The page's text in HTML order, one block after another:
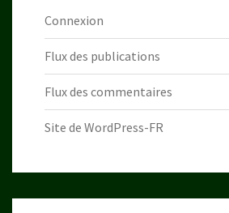
Connexion
Flux des publications
Flux des commentaires
Site de WordPress-FR